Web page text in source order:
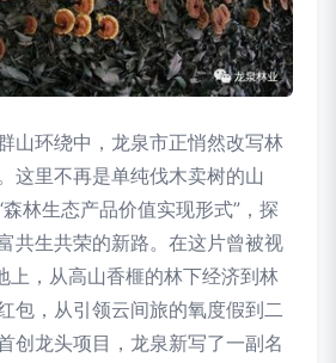
山环绕中，龙泉市正悄然改写林
这里不再是单纯伐木卖树的山
林生态产品价值实现形式”，探
共生共荣的新路。在这片曾被视
上，从高山香榧的林下经济到林
包，从引领云间旅的氧度假到二
创龙头项目，龙泉新写了一副名